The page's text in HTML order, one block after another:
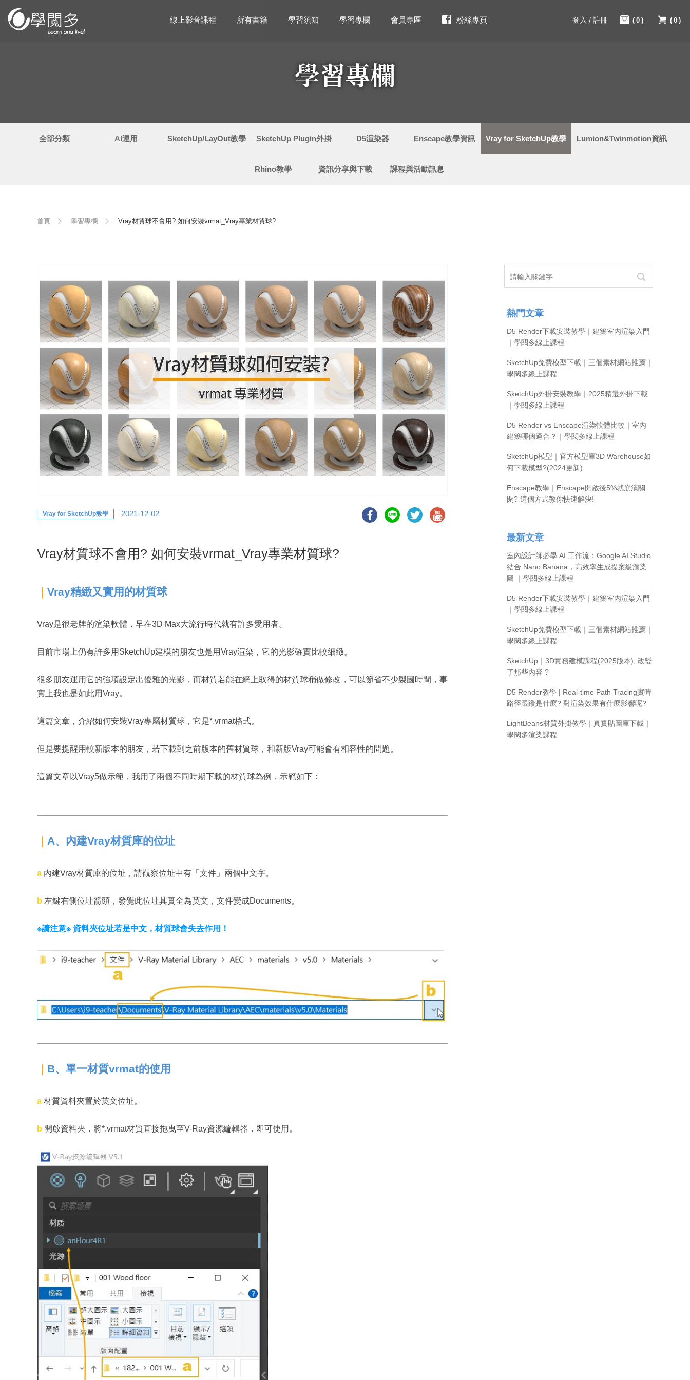
線上影音課程 所有書籍 學習須知 學習專欄 會員專區 粉絲專頁 登入 / 註冊 (0) (0)
學習專欄
全部分類 AI運用 SketchUp/LayOut教學 SketchUp Plugin外掛 D5渲染器 Enscape教學資訊 Vray for SketchUp教學 Lumion&Twinmotion資訊
Rhino教學 資訊分享與下載 課程與活動訊息
首頁 學習專欄 Vray材質球不會用? 如何安裝vrmat_Vray專業材質球?
Vray for SketchUp教學 2021-12-02
Vray材質球不會用? 如何安裝vrmat_Vray專業材質球?
Vray精緻又實用的材質球
Vray是很老牌的渲染軟體，早在3D Max大流行時代就有許多愛用者。
目前市場上仍有許多用SketchUp建模的朋友也是用Vray渲染，它的光影確實比較細緻。
很多朋友運用它的強項設定出優雅的光影，而材質若能在網上取得的材質球稍做修改，可以節省不少製圖時間，事
實上我也是如此用Vray。
這篇文章，介紹如何安裝Vray專屬材質球，它是*.vrmat格式。
但是要提醒用較新版本的朋友，若下載到之前版本的舊材質球，和新版Vray可能會有相容性的問題。
這篇文章以Vray5做示範，我用了兩個不同時期下載的材質球為例，示範如下：
A、內建Vray材質庫的位址
a 內建Vray材質庫的位址，請觀察位址中有「文件」兩個中文字。
b 左鍵右側位址箭頭，發覺此位址其實全為英文，文件變成Documents。
※請注意※ 資料夾位址若是中文，材質球會失去作用！
｜ B、單一材質vrmat的使用
a 材質資料夾置於英文位址。
b 開啟資料夾，將*.vrmat材質直接拖曳至V-Ray資源編輯器，即可使用。
熱門文章
D5 Render下載安裝教學｜建築室內渲染入門
｜學閱多線上課程
SketchUp免費模型下載｜三個素材網站推薦｜
學閱多線上課程
SketchUp外掛安裝教學｜2025精選外掛下載
｜學閱多線上課程
D5 Render vs Enscape渲染軟體比較｜室內
建築哪個適合？｜學閱多線上課程
SketchUp模型｜官方模型庫3D Warehouse如
何下載模型?(2024更新)
Enscape教學｜Enscape開啟後5%就崩潰關
閉? 這個方式教你快速解決!
最新文章
室內設計師必學 AI 工作流：Google AI Studio
結合 Nano Banana，高效率生成提案級渲染
圖 ｜學閱多線上課程
D5 Render下載安裝教學｜建築室內渲染入門
｜學閱多線上課程
SketchUp免費模型下載｜三個素材網站推薦｜
學閱多線上課程
SketchUp｜3D實務建模課程(2025版本), 改變
了那些內容 ?
D5 Render教學 | Real-time Path Tracing實時
路徑跟蹤是什麼? 對渲染效果有什麼影響呢?
LightBeans材質外掛教學｜真實貼圖庫下載｜
學閱多渲染課程